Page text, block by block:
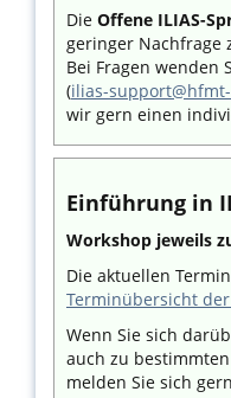
Die Offene ILIAS-
geringer Nachfrage
Bei Fragen wenden
(ilias-
wir gern einen
Einführung in
Workshop jeweils
Die aktuellen
Terminübersicht
Wenn Sie sich
auch zu
melden Sie sich